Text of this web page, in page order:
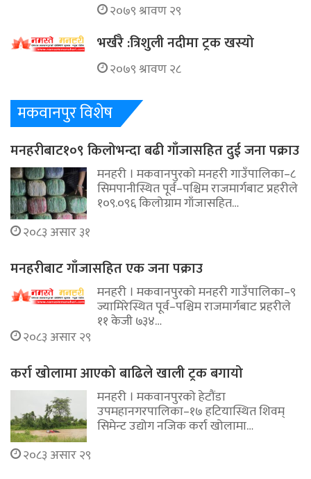
२०७९ श्रावण २९
भर्खरै :त्रिशुली नदीमा ट्रक खस्यो
२०७९ श्रावण २८
मकवानपुर विशेष
मनहरीबाट१०९ किलोभन्दा बढी गाँजासहित दुई जना पक्राउ
मनहरी । मकवानपुरको मनहरी गाउँपालिका–८
सिमपानीस्थित पूर्व–पश्चिम राजमार्गबाट प्रहरीले
१०९.०९६ किलोग्राम गाँजासहित…
२०८३ असार ३१
मनहरीबाट गाँजासहित एक जना पक्राउ
मनहरी । मकवानपुरको मनहरी गाउँपालिका–९
ज्यामिरेस्थित पूर्व–पश्चिम राजमार्गबाट प्रहरीले
११ केजी ७३४…
२०८३ असार २९
कर्रा खोलामा आएको बाढिले खाली ट्रक बगायो
मनहरी । मकवानपुरको हेटौंडा
उपमहानगरपालिका–१७ हटियास्थित शिवम्
सिमेन्ट उद्योग नजिक कर्रा खोलामा…
२०८३ असार २९